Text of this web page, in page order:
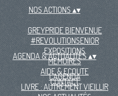
NOS ACTIONS▴▾
GREYPRIDE BIENVENUE
#REVOLUTIONSENIOR
EXPOSITIONS
MÉMOIRES
AIDE & ECOUTE
CONTACT
AGENDA & ACTUALITÉS▴▾
L'AGENDA
LIVRE : AUTREMENT VIEILLIR